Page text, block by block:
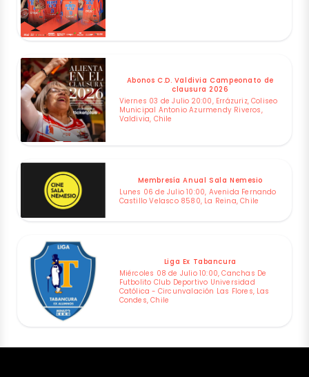
Abonos C.D. Valdivia Campeonato de
clausura 2026
Viernes 03 de Julio 20:00, Errázuriz, Coliseo
Municipal Antonio Azurmendy Riveros,
Valdivia, Chile
Membresía Anual Sala Nemesio
Lunes 06 de Julio 10:00, Avenida Fernando
Castillo Velasco 8580, La Reina, Chile
Liga Ex Tabancura
Miércoles 08 de Julio 10:00, Canchas De
Futbolito Club Deportivo Universidad
Católica - Circunvalación Las Flores, Las
Condes, Chile